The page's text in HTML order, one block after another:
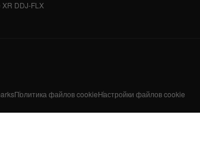
XR DDJ-FLX
Политика файлов cookieНастройки файлов cookie